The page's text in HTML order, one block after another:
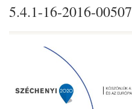
5.4.1-16-2016-00507